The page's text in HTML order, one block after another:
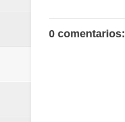
0 comentarios: